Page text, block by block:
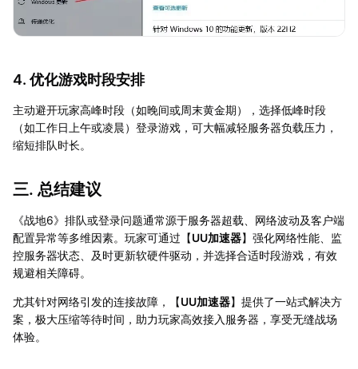
4. 优化游戏时段安排
主动避开玩家高峰时段（如晚间或周末黄金期），选择低峰时段
（如工作日上午或凌晨）登录游戏，可大幅减轻服务器负载压力，
缩短排队时长。
三. 总结建议
《战地6》排队或登录问题通常源于服务器超载、网络波动及客户端
配置异常等多维因素。玩家可通过【UU加速器】强化网络性能、监
控服务器状态、及时更新软硬件驱动，并选择合适时段游戏，有效
规避相关障碍。
尤其针对网络引发的连接故障，【UU加速器】提供了一站式解决方
案，极大压缩等待时间，助力玩家高效接入服务器，享受无缝战场
体验。